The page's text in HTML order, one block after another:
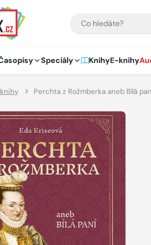
Speciály KnihyE-knihy
Perchta z Rožmberka aneb Bílá